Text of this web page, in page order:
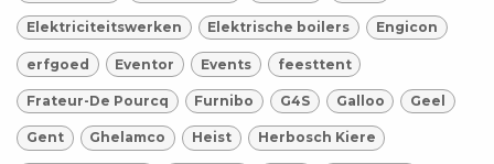
Elektriciteitswerken Elektrische boilers Engicon
erfgoed Eventor Events feesttent
Frateur-De Pourcq Furnibo G4S Galloo Geel
Gent Ghelamco Heist Herbosch Kiere